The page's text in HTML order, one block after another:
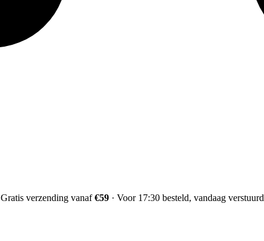
Gratis verzending vanaf€59 · Voor 17:30 besteld, vandaag verstuurd